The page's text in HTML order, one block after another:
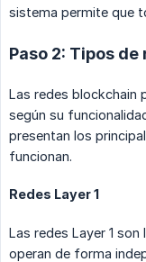
sistema permite que
Paso 2: Tipos
Las redes blockchain
según su
presentan los
funcionan.
Redes Layer 1
Las redes Layer 1
operan de forma